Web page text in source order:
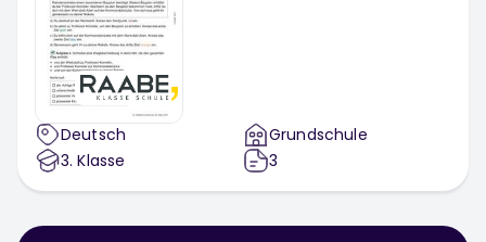
Deutsch
3. Klasse
Grundschule
3